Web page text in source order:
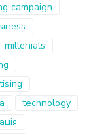
campaign
millenials
technology